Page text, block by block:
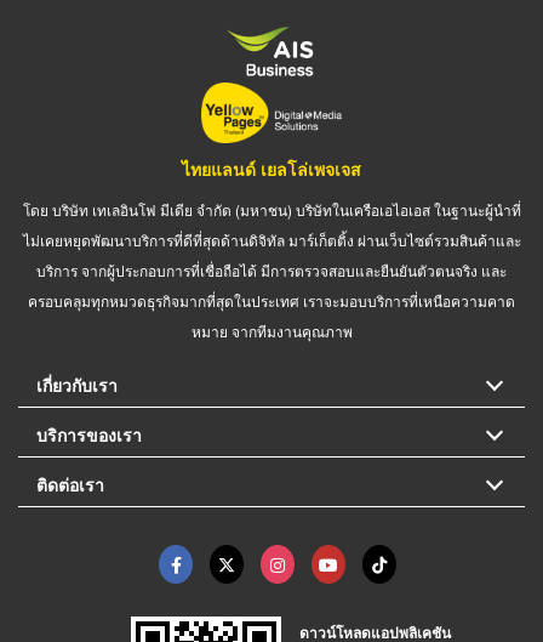
ไทยแลนด์ เยลโล่เพจเจส
โดย บริษัท เทเลอินโฟ มีเดีย จำกัด (มหาชน) บริษัทในเครือเอไอเอส ในฐานะผู้นำที่
ไม่เคยหยุดพัฒนาบริการที่ดีที่สุดด้านดิจิทัล มาร์เก็ตติ้ง ผ่านเว็บไซต์รวมสินค้าและ
บริการ จากผู้ประกอบการที่เชื่อถือได้ มีการตรวจสอบและยืนยันตัวตนจริง และ
ครอบคลุมทุกหมวดธุรกิจมากที่สุดในประเทศ เราจะมอบบริการที่เหนือความคาด
หมาย จากทีมงานคุณภาพ
เกี่ยวกับเรา
บริการของเรา
ติดต่อเรา
ดาวน์โหลดแอปพลิเคชัน